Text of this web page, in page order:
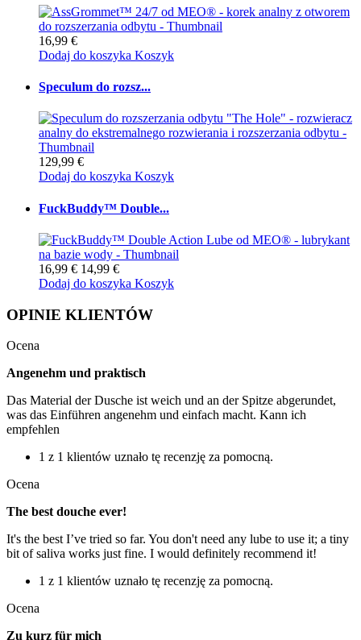
16,99 €
Dodaj do koszyka Koszyk
Speculum do rozsz...
129,99 €
Dodaj do koszyka Koszyk
FuckBuddy™ Double...
16,99 € 14,99 €
Dodaj do koszyka Koszyk
OPINIE KLIENTÓW
Ocena
Angenehm und praktisch
Das Material der Dusche ist weich und an der Spitze abgerundet,
was das Einführen angenehm und einfach macht. Kann ich
empfehlen
1 z 1 klientów uznało tę recenzję za pomocną.
Ocena
The best douche ever!
It's the best I’ve tried so far. You don't need any lube to use it; a tiny
bit of saliva works just fine. I would definitely recommend it!
1 z 1 klientów uznało tę recenzję za pomocną.
Ocena
Zu kurz für mich